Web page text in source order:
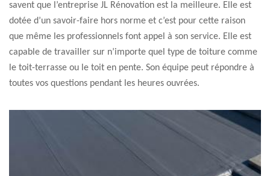
savent que l’entreprise JL Rénovation est la meilleure. Elle est
dotée d’un savoir-faire hors norme et c’est pour cette raison
que même les professionnels font appel à son service. Elle est
capable de travailler sur n’importe quel type de toiture comme
le toit-terrasse ou le toit en pente. Son équipe peut répondre à
toutes vos questions pendant les heures ouvrées.